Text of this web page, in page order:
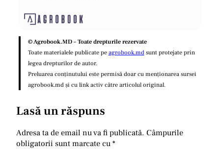
© Agrobook.MD – Toate drepturile rezervate
Toate materialele publicate peagrobook.mdsunt protejate prin
legea drepturilor de autor.
Preluarea conținutului este permisă doar cu menționarea sursei
agrobook.md și cu link activ către articolul original.
Lasă un răspuns
Adresa ta de email nu va fi publicată. Câmpurile
obligatorii sunt marcate cu*